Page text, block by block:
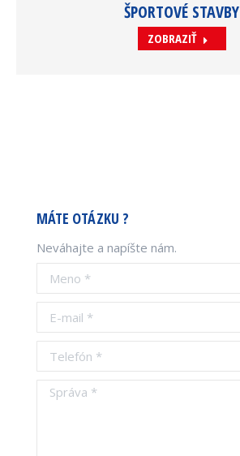
ŠPORTOVÉ STAVBY
ZOBRAZIŤ
MÁTE OTÁZKU ?
Neváhajte a napíšte nám.
Telefón *
Správa *